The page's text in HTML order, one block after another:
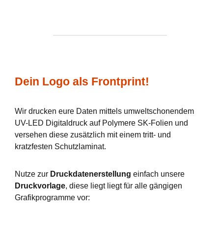
Dein Logo als Frontprint!
Wir drucken eure Daten mittels umweltschonendem
UV-LED Digitaldruck auf Polymere SK-Folien und
versehen diese zusätzlich mit einem tritt- und
kratzfesten Schutzlaminat.
Nutze zur Druckdatenerstellung einfach unsere
Druckvorlage, diese liegt liegt für alle gängigen
Grafikprogramme vor: